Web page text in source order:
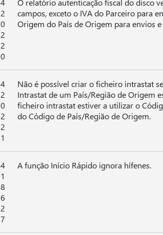
4
2
0
2
2
0
O relatório autenticação fiscal do disco
campos, exceto o IVA do Parceiro para
Origem do País de Origem para envios e
4
2
0
2
2
1
Não é possível criar o ficheiro intrastat
Intrastat de um País/Região de Origem
ficheiro intrastat estiver a utilizar o
do Código de País/Região de Origem.
4
1
8
6
2
7
A função Início Rápido ignora hífenes.